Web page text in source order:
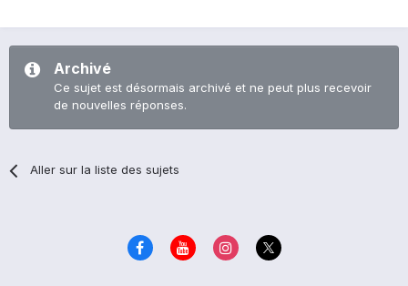
Archivé
Ce sujet est désormais archivé et ne peut plus recevoir
de nouvelles réponses.
Aller sur la liste des sujets